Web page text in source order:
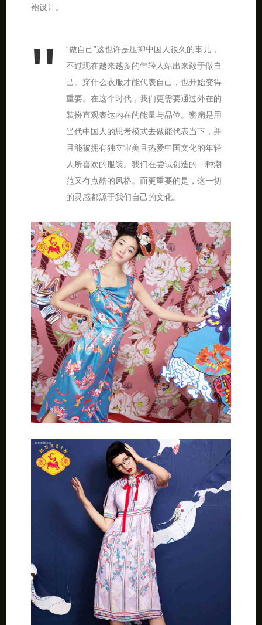
袍设计。
“做自己”这也许是压抑中国人很久的事儿，
不过现在越来越多的年轻人站出来敢于做自
己。穿什么衣服才能代表自己，也开始变得
重要。在这个时代，我们更需要通过外在的
装扮直观表达内在的能量与品位。密扇是用
当代中国人的思考模式去做能代表当下，并
且能被拥有独立审美且热爱中国文化的年轻
人所喜欢的服装。我们在尝试创造的一种潮
范又有点酷的风格。而更重要的是，这一切
的灵感都源于我们自己的文化。